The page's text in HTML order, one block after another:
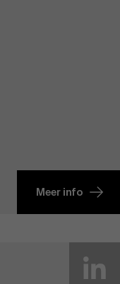
Meer info